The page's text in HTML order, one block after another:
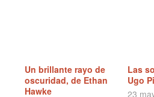
Un brillante rayo de
oscuridad, de Ethan
Hawke
Las
Ugo
23